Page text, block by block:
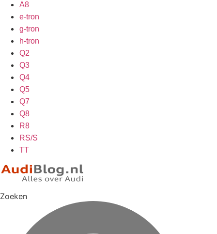
A8
e-tron
g-tron
h-tron
Q2
Q3
Q4
Q5
Q7
Q8
R8
RS/S
TT
Zoeken